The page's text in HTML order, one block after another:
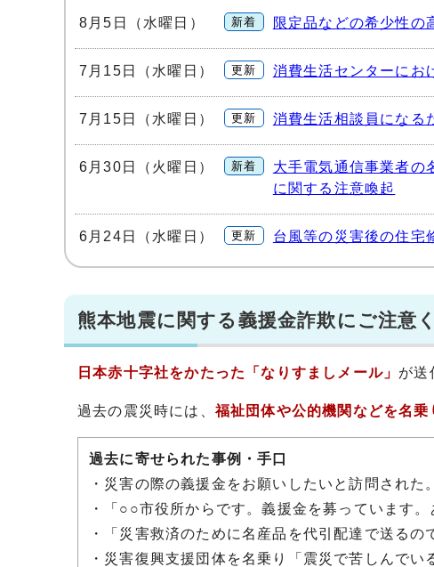
8月5日（水曜日） 新着 限定品などの希少性の
7月15日（水曜日） 更新 消費生活センターにお
7月15日（水曜日） 更新 消費生活相談員になる
6月30日（火曜日） 新着
大手電気通信事業者の
に関する注意喚起
6月24日（水曜日） 更新 台風等の災害後の住宅
熊本地震に関する義援金詐欺にご注意
日本赤十字社をかたった「なりすましメール」 が送
過去の震災時には、福祉団体や公的機関などを名乗
過去に寄せられた事例・手口
・災害の際の義援金をお願いしたいと訪問された。
・「○○市役所からです。義援金を募っています
・「災害救済のために名産品を代引配達で送るの
・災害復興支援団体を名乗り「震災で苦しんで